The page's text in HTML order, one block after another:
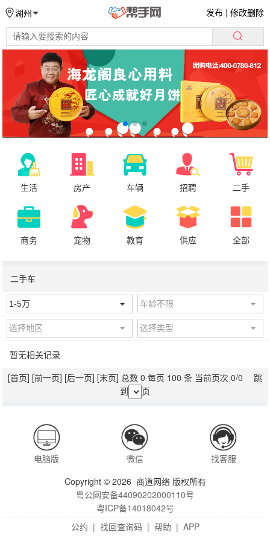
湖州 发布 |修改删除
生活 房产 车辆 招聘 二手
商务 宠物 教育 供应 全部
二手车
1-5万 车龄不限
选择地区 选择类型
暂无相关记录
[首页] [前一页] [后一页] [末页] 总数 0 每页 100 条 当前页次 0/0 跳
到
页
电脑版 微信
找客服
Copyright © 2026 商道网络 版权所有
粤公网安备44090202000110号
粤ICP备14018042号
公约 | 找回查询码 | 帮助 | APP